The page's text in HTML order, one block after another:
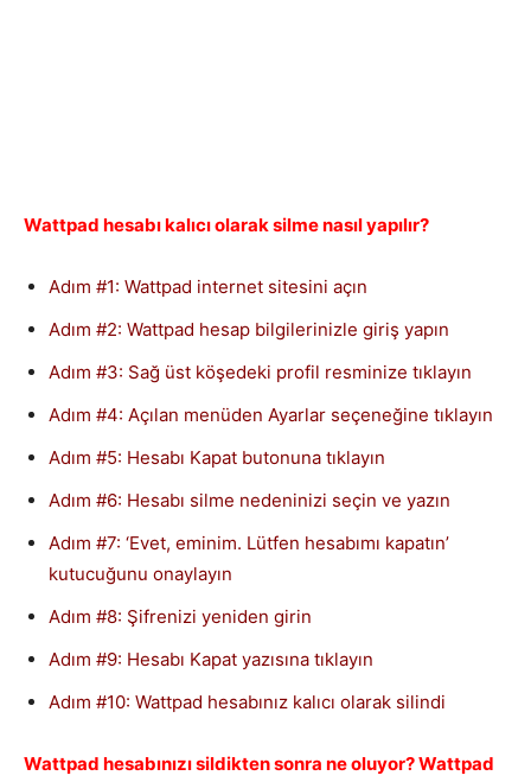
Wattpad hesabı kalıcı olarak silme nasıl yapılır?
Adım #1: Wattpad internet sitesini açın
Adım #2: Wattpad hesap bilgilerinizle giriş yapın
Adım #3: Sağ üst köşedeki profil resminize tıklayın
Adım #4: Açılan menüden Ayarlar seçeneğine tıklayın
Adım #5: Hesabı Kapat butonuna tıklayın
Adım #6: Hesabı silme nedeninizi seçin ve yazın
Adım #7: ‘Evet, eminim. Lütfen hesabımı kapatın’
kutucuğunu onaylayın
Adım #8: Şifrenizi yeniden girin
Adım #9: Hesabı Kapat yazısına tıklayın
Adım #10: Wattpad hesabınız kalıcı olarak silindi
Wattpad hesabınızı sildikten sonra ne oluyor? Wattpad